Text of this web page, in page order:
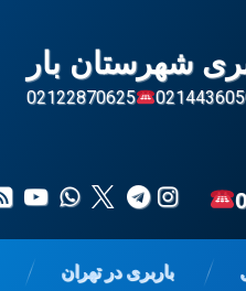
شهرستان بار
02122870625
اینستاگرام
تلگرامX.com
واتس
باربری در تهران